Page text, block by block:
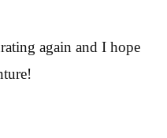
again and I hope